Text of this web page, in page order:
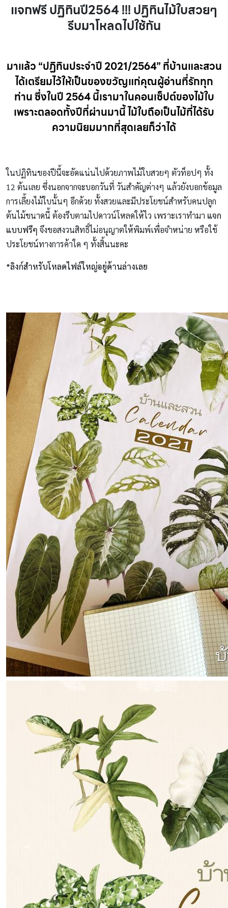
แจกฟรี ปฏิทินปี2564 !!! ปฏิทินไม้ใบสวยๆ
รีบมาโหลดไปใช้กัน
มาแล้ว “ปฏิทินประจำปี 2021/2564” ที่บ้านและสวน
ได้เตรียมไว้ให้เป็นของขวัญแก่คุณผู้อ่านที่รักทุก
ท่าน ซึ่งในปี 2564 นี้เรามาในคอนเซ็ปต์ของไม้ใบ
เพราะตลอดทั้งปีที่ผ่านมานี้ ไม้ใบถือเป็นไม้ที่ได้รับ
ความนิยมมากที่สุดเลยก็ว่าได้
ในปฏิทินของปีนี้จะอัดแน่นไปด้วยภาพไม้ใบสวยๆ ตัวท็อปๆ ทั้ง
12 ต้นเลย ซึ่งนอกจากจะบอกวันที่ วันสำคัญต่างๆ แล้วยังบอกข้อมูล
การเลี้ยงไม้ใบนั้นๆ อีกด้วย ทั้งสวยและมีประโยชน์สำหรับคนปลูก
ต้นไม้ขนาดนี้ ต้องรีบตามไปดาวน์โหลดให้ไว เพราะเราทำมา แจก
แบบฟรีๆ จึงขอสงวนสิทธิ์ไม่อนุญาตให้พิมพ์เพื่อจำหน่าย หรือใช้
ประโยชน์ทางการค้าใด ๆ ทั้งสิ้นนะคะ
*ลิงก์สำหรับโหลดไฟล์ใหญ่อยู่ด้านล่างเลย